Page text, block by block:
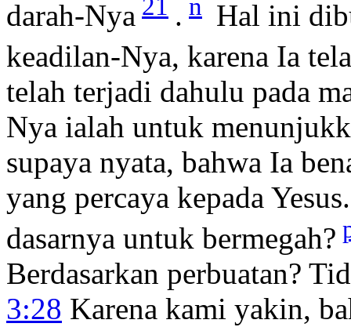
darah-Nya 21 . n Hal ini
keadilan-Nya, karena Ia
telah terjadi dahulu pada
Nya ialah untuk
supaya nyata, bahwa Ia
yang percaya kepada
dasarnya untuk bermegah?
Berdasarkan perbuatan?
3:28 Karena kami yakin,